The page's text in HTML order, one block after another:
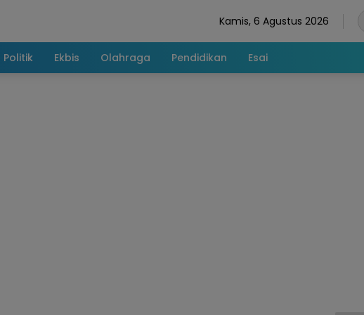
Kamis, 6 Agustus 2026
Politik Ekbis Olahraga Pendidikan Esai